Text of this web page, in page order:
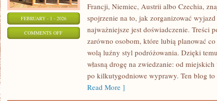
FEBRUARY - 1 - 2026
COMMENTS OFFON
Francji, Niemiec, Austrii albo Czechia,
spojrzenie na to, jak zorganizować
najważniejsze jest doświadczenie. Treści
zarówno osobom, które lubią planować
wolą luźny styl podróżowania. Dzięki
własną drogę na zwiedzanie: od
po kilkutygodniowe wyprawy. Ten blog
Read More ]